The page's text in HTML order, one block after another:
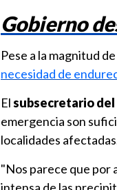
Gobierno
Pese a la magnitud
necesidad de
Elsubsecretario
emergencia son
localidades
"Nos parece que por